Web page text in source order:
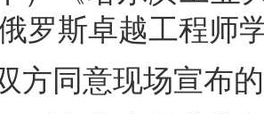
罗斯卓越工程师
方同意现场宣布